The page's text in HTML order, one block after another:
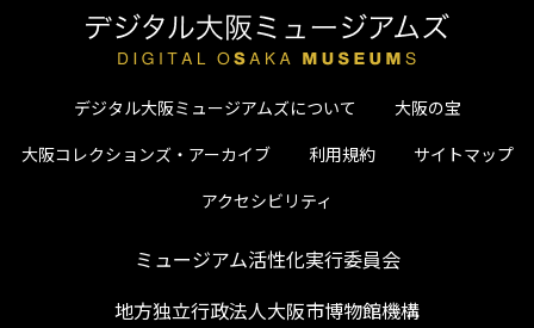
デジタル大阪ミュージアムズについて
大阪の宝
大阪コレクションズ・アーカイブ
利用規約
サイトマップ
アクセシビリティ
ミュージアム活性化実行委員会
地方独立行政法人大阪市博物館機構